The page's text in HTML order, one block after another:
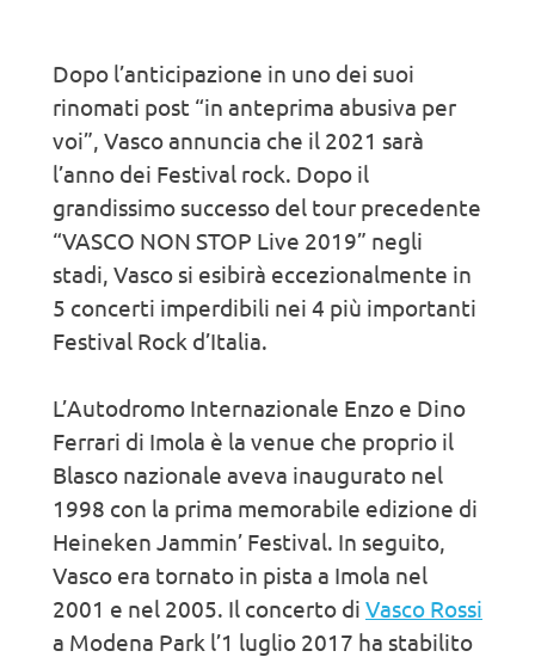
Dopo l’anticipazione in uno dei suoi
rinomati post “in anteprima abusiva per
voi”, Vasco annuncia che il 2021 sarà
l’anno dei Festival rock. Dopo il
grandissimo successo del tour precedente
“VASCO NON STOP Live 2019” negli
stadi, Vasco si esibirà eccezionalmente in
5 concerti imperdibili nei 4 più importanti
Festival Rock d’Italia.
L’Autodromo Internazionale Enzo e Dino
Ferrari di Imola è la venue che proprio il
Blasco nazionale aveva inaugurato nel
1998 con la prima memorabile edizione di
Heineken Jammin’ Festival. In seguito,
Vasco era tornato in pista a Imola nel
2001 e nel 2005. Il concerto di Vasco Rossi
a Modena Park l’1 luglio 2017 ha stabilito